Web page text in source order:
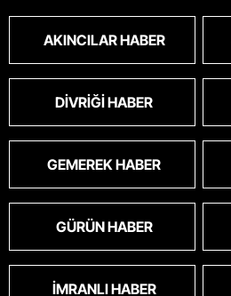
AKINCILAR HABER
DIVRIĞI HABER
GEMEREK HABER
GÜRÜN HABER
İMRANLI HABER